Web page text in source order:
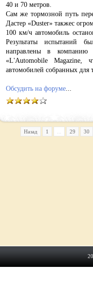
40 и 70 метров.
Сам же тормозной путь
Дастер «Duster» такжес
100 км/ч автомобиль
Результаты испытаний
направлены в компанию
«L'Automobile Magazine,
автомобилей собранных для
Обсудить на форуме...
Назад 1 29 30